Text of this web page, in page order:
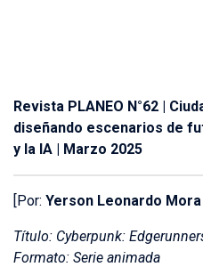
Revista PLANEO N°62 |
diseñando escenarios de
y la IA | Marzo 2025
[Por: Yerson Leonardo
Título: Cyberpunk:
Formato: Serie animada